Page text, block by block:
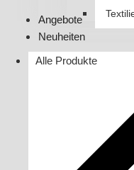
Angebote
Neuheiten
Alle Produkte